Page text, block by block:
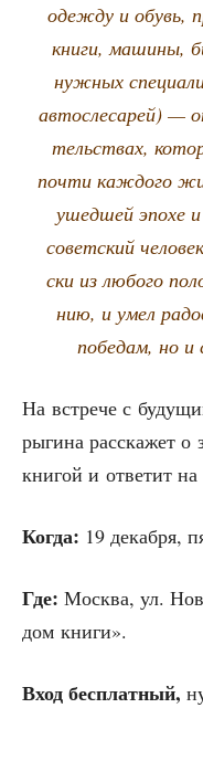
одеж­ду и обувь,
кни­ги, маши­ны,
нуж­ных
авто­сле­са­рей) —
тель­ствах,
почти каж­до­го
ушед­шей эпо­хе
совет­ский
ски из любо­го
нию, и умел
побе­дам, но
На встре­че с
ры­ги­на рас­ска­жет о
кни­гой и отве­тит
Когда: 19 декаб­ря,
Где: Москва, ул.
дом книги».
Вход бес­плат­ный,